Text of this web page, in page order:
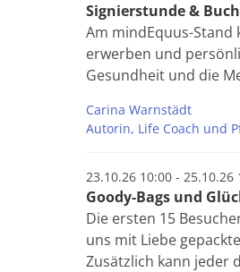
Signierstunde &
Am mindEquus-
erwerben und
Gesundheit und die
Carina Warnstädt
Autorin, Life Coach und
23.10.26 10:00 - 25.10.26
Goody-Bags und
Die ersten 15
uns mit Liebe
Zusätzlich kann jeder